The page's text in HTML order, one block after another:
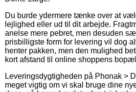
Du burde ydermere tænke over at
lejlighed eller ud til dit arbejde.
anelse mere pebret, men desuden
prisbilligste form for levering vil dog
henter pakken, men den mulighed
kort afstand til online shoppens
Leveringsdygtigheden på Phonak >
meget vigtig om vi skal bruge dine